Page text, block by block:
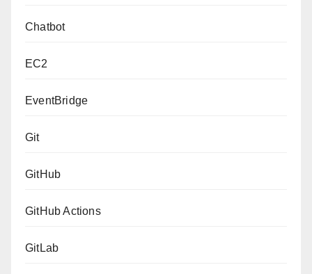
Chatbot
EC2
EventBridge
Git
GitHub
GitHub Actions
GitLab